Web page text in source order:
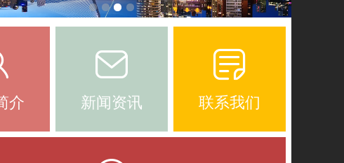
介 新闻资讯 联系我们